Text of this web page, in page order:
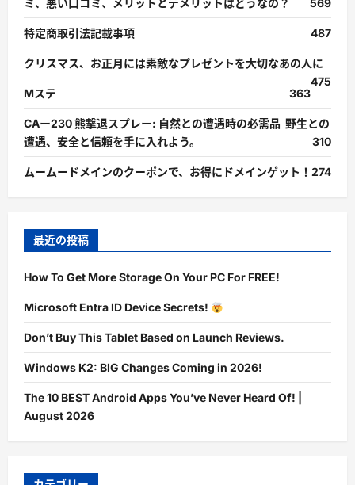
ミ、悪い口コミ、メリットとデメリットはどうなの？ 569
特定商取引法記載事項 487
クリスマス、お正月には素敵なプレゼントを大切なあの人に
475
Mステ
363
CAー230 熊撃退スプレー: 自然との遭遇時の必需品 野生との
遭遇、安全と信頼を手に入れよう。
310
ムームードメインのクーポンで、お得にドメインゲット！ 274
最近の投稿
How To Get More Storage On Your PC For FREE!
Microsoft Entra ID Device Secrets!
Don’t Buy This Tablet Based on Launch Reviews.
Windows K2: BIG Changes Coming in 2026!
The 10 BEST Android Apps You’ve Never Heard Of! |
August 2026